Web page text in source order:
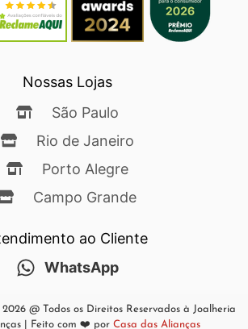
Nossas Lojas
São Paulo
Rio de Janeiro
Porto Alegre
Campo Grande
ao Cliente
WhatsApp
@ Todos os Direitos Reservados à Joalheria
| Feito com ❤️ por Casa das Alianças